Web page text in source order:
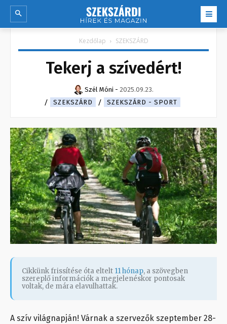
Kezdőlap SZEKSZÁRD
Tekerj a szívedért!
Szél Móni - 2025.09.23.
SZEKSZÁRD
SZEKSZÁRD - SPORT
Cikkünk frissítése óta eltelt 11 hónap, a szövegben
szereplő információk a megjelenéskor pontosak
voltak, de mára elavulhattak.
A szív világnapján! Várnak a szervezők szeptember 28-